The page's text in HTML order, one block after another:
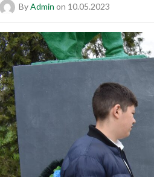
ByAdmin on 10.05.2023